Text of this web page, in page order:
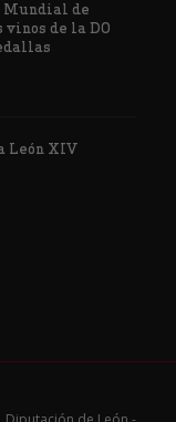
Mundial de
de la DO
León XIV